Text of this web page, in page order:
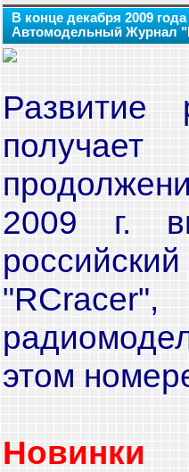
В конце декабря 2009
Автомодельный Журнал
Развитие
2009 г.
этом
Новинки